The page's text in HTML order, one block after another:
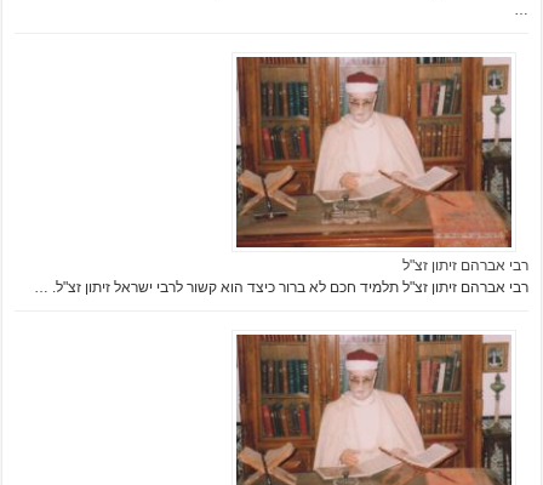
…
רבי אברהם זיתון זצ"ל
רבי אברהם זיתון זצ"ל תלמיד חכם לא ברור כיצד הוא קשור לרבי ישראל זיתון זצ"ל. …